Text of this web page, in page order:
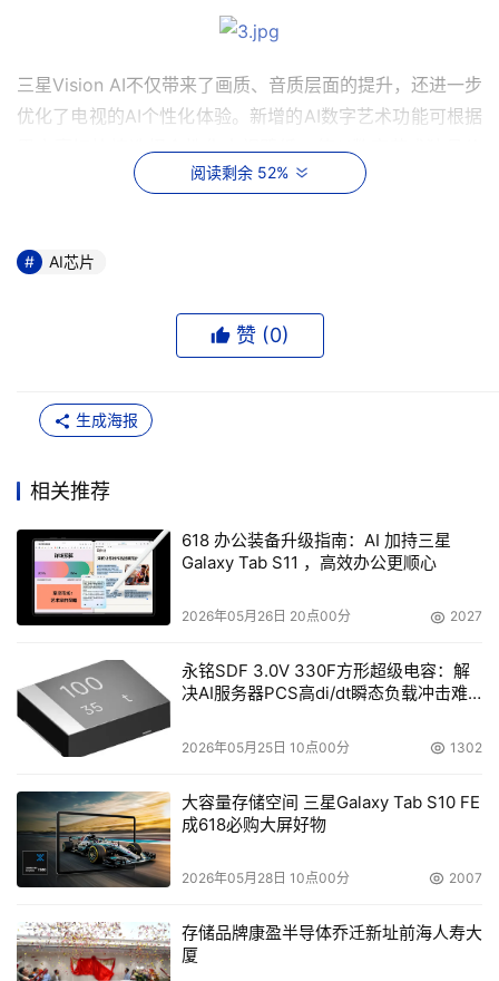
三星Vision AI不仅带来了画质、音质层面的提升，还进一步
优化了电视的AI个性化体验。新增的AI数字艺术功能可根据
用户喜好快捷选择个性化电视壁纸，使AI数字艺术独具价
值，时刻装点家庭创意氛围，待机时亦享高雅艺术。
强悍。今年，三星电视遥控器新增了AI按键。用户在观看影
视剧时，若一时无法记起演员的信息，可通过一键操作启动
的详细资料。此外，三星AI电视支持通过手机端的
SmartThings应用程序进行远程操控，实现三星手机对电视
手势控制功能实现对电视的播放、暂停及快进等操作，为用
户的居家生活带来更加舒适的体验。
心。三星电视内置Knox Vault和New Tizen系统，保障智能
家居设备互联与用户数据安全。并且还配备的AI节能模式，
以及长辈关怀、儿童模式等贴心设计，可满足不同年龄层用
“纯AI战士”小剧场传递了“三星Vision AI，在此”的全新理
的步伐，Vision AI是三星在打造智能、直观且流畅屏幕体验
领域的全新突破。
阅读剩余 52%
AI芯片
赞 (0)
生成海报
相关推荐
618 办公装备升级指南：AI 加持三星
Galaxy Tab S11 ，高效办公更顺心
2026年05月26日 20点00分 2027
永铭SDF 3.0V 330F方形超级电容：解
决AI服务器PCS高di/dt瞬态负载冲击难
2026年05月25日 10点00分 1302
大容量存储空间 三星Galaxy Tab S10 FE
成618必购大屏好物
2026年05月28日 10点00分 2007
存储品牌康盈半导体乔迁新址前海人寿大
厦